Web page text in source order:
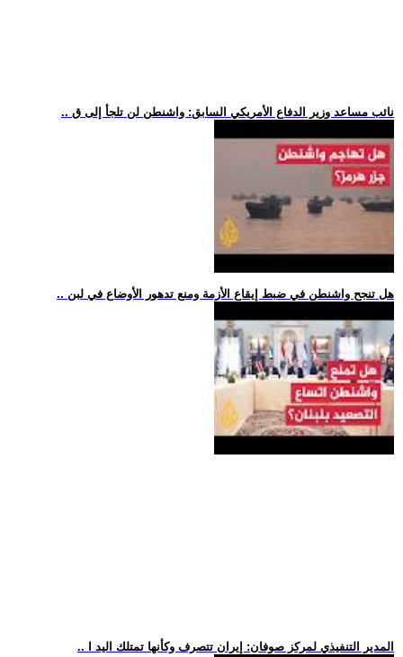
.. نائب مساعد وزير الدفاع الأمريكي السابق: واشنطن لن تلجأ إلى ق
.. هل تنجح واشنطن في ضبط إيقاع الأزمة ومنع تدهور الأوضاع في لبن
.. المدير التنفيذي لمركز صوفان: إيران تتصرف وكأنها تمتلك اليد ا